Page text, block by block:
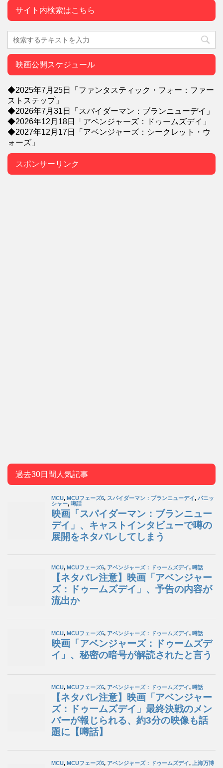
サイト内検索はこちら
映画公開スケジュール
◆2025年7月25日「ファンタスティック・フォー：ファー
ストステップ」
◆2026年7月31日「スパイダーマン：ブランニューデイ」
◆2026年12月18日「アベンジャーズ：ドゥームズデイ」
◆2027年12月17日「アベンジャーズ：シークレット・ウ
ォーズ」
スポンサーリンク
過去30日間人気記事